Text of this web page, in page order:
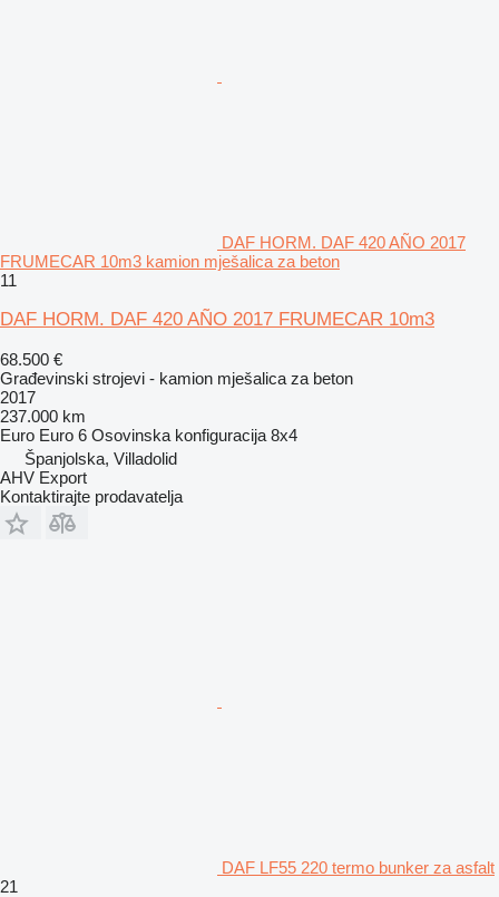
DAF HORM. DAF 420 AÑO 2017
FRUMECAR 10m3 kamion mješalica za beton
11
DAF HORM. DAF 420 AÑO 2017 FRUMECAR 10m3
68.500 €
Građevinski strojevi - kamion mješalica za beton
2017
237.000 km
Euro Euro 6 Osovinska konfiguracija 8x4
Španjolska, Villadolid
AHV Export
Kontaktirajte prodavatelja
DAF LF55 220 termo bunker za asfalt
21